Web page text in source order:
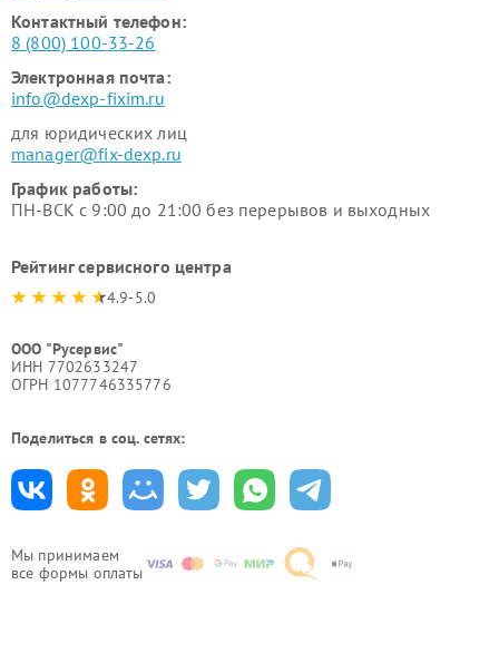
Мы принимаем
все формы оплаты
Контактный телефон:
8 (800) 100-33-26
Электронная почта:
info@dexp-fixim.ru
для юридических лиц
manager@fix-dexp.ru
График работы:
ПН-ВСК с 9:00 до 21:00 без перерывов и выходных
Рейтинг сервисного центра
4.9-5.0
ООО "Русервис"
ИНН 7702633247
ОГРН 1077746335776
Поделиться в соц. сетях: